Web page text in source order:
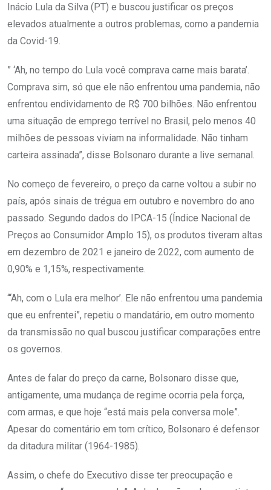
Inácio Lula da Silva (PT) e buscou justificar os preços
elevados atualmente a outros problemas, como a pandemia
da Covid-19.
” ‘Ah, no tempo do Lula você comprava carne mais barata’.
Comprava sim, só que ele não enfrentou uma pandemia, não
enfrentou endividamento de R$ 700 bilhões. Não enfrentou
uma situação de emprego terrível no Brasil, pelo menos 40
milhões de pessoas viviam na informalidade. Não tinham
carteira assinada”, disse Bolsonaro durante a live semanal.
No começo de fevereiro, o preço da carne voltou a subir no
país, após sinais de trégua em outubro e novembro do ano
passado. Segundo dados do IPCA-15 (Índice Nacional de
Preços ao Consumidor Amplo 15), os produtos tiveram altas
em dezembro de 2021 e janeiro de 2022, com aumento de
0,90% e 1,15%, respectivamente.
“‘Ah, com o Lula era melhor’. Ele não enfrentou uma pandemia
que eu enfrentei”, repetiu o mandatário, em outro momento
da transmissão no qual buscou justificar comparações entre
os governos.
Antes de falar do preço da carne, Bolsonaro disse que,
antigamente, uma mudança de regime ocorria pela força,
com armas, e que hoje “está mais pela conversa mole”.
Apesar do comentário em tom crítico, Bolsonaro é defensor
da ditadura militar (1964-1985).
Assim, o chefe do Executivo disse ter preocupação e